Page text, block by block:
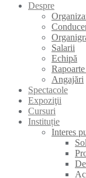
Despre
Salarii
Echipă
Angajări
Spectacole
Expoziţii
Cursuri
Instituție
Interes